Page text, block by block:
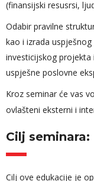
(finansijski resusrsi,
Odabir pravilne
kao i izrada
investicijskog projekta
uspješne poslovne
Kroz seminar će vas
ovlašteni eksterni i
Cilj seminara:
Cilj ove edukacije je